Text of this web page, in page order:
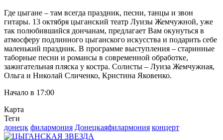
Где цыгане – там всегда праздник, песни, танцы и звон
гитары. 13 октября цыганский театр Луизы Жемчужной, уже
так полюбившийся дончанам, предлагает Вам окунуться в
атмосферу подлинного цыганского искусства и подарить себе
маленький праздник. В программе выступления – старинные
таборные песни и романсы в современной обработке,
зажигательная пляска у костра. Солисты – Луиза Жемчужная,
Ольга и Николай Сличенко, Кристина Яковенко.
Начало в 17:00
Карта
Теги
донецк филармония Донецкаяфилармония концерт